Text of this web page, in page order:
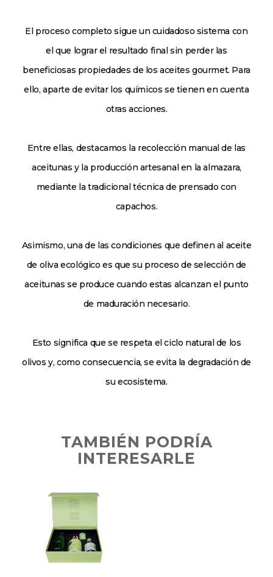
El proceso completo sigue un cuidadoso sistema con
el que lograr el resultado final sin perder las
beneficiosas propiedades de los aceites gourmet. Para
ello, aparte de evitar los químicos se tienen en cuenta
otras acciones.
Entre ellas, destacamos la recolección manual de las
aceitunas y la producción artesanal en la almazara,
mediante la tradicional técnica de prensado con
capachos.
Asimismo, una de las condiciones que definen al aceite
de oliva ecológico es que su proceso de selección de
aceitunas se produce cuando estas alcanzan el punto
de maduración necesario.
Esto significa que se respeta el ciclo natural de los
olivos y, como consecuencia, se evita la degradación de
su ecosistema.
TAMBIÉN PODRÍA
INTERESARLE